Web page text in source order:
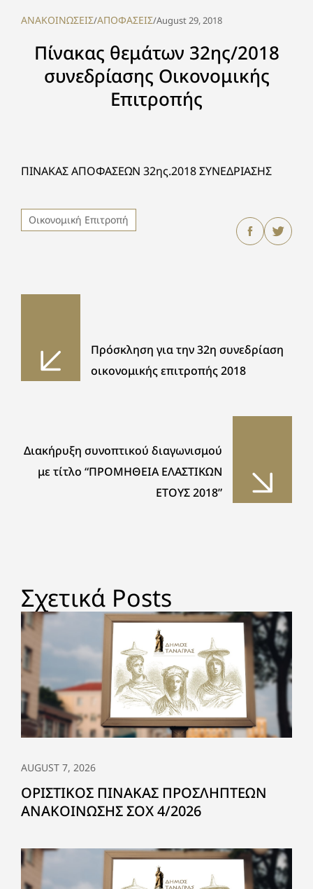
ΑΝΑΚΟΙΝΩΣΕΙΣ/ΑΠΟΦΑΣΕΙΣ/August 29, 2018
Πίνακας θεμάτων 32ης/2018
συνεδρίασης Οικονομικής
Επιτροπής
ΠΙΝΑΚΑΣ ΑΠΟΦΑΣΕΩΝ 32ης.2018 ΣΥΝΕΔΡΙΑΣΗΣ
Οικονομική Επιτροπή
Πρόσκληση για την 32η συνεδρίαση
οικονομικής επιτροπής 2018
Διακήρυξη συνοπτικού διαγωνισμού
με τίτλο “ΠΡΟΜΗΘΕΙΑ ΕΛΑΣΤΙΚΩΝ
ΕΤΟΥΣ 2018”
Σχετικά Posts
AUGUST 7, 2026
ΟΡΙΣΤΙΚΟΣ ΠΙΝΑΚΑΣ ΠΡΟΣΛΗΠΤΕΩΝ
ΑΝΑΚΟΙΝΩΣΗΣ ΣΟΧ 4/2026